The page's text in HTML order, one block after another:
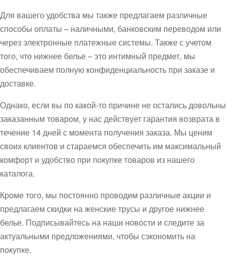
Для вашего удобства мы также предлагаем различные
способы оплаты – наличными, банковским переводом или
через электронные платежные системы. Также с учетом
того, что нижнее белье – это интимный предмет, мы
обеспечиваем полную конфиденциальность при заказе и
доставке.
Однако, если вы по какой-то причине не остались довольны
заказанным товаром, у нас действует гарантия возврата в
течение 14 дней с момента получения заказа. Мы ценим
своих клиентов и стараемся обеспечить им максимальный
комфорт и удобство при покупке товаров из нашего
каталога.
Кроме того, мы постоянно проводим различные акции и
предлагаем скидки на женские трусы и другое нижнее
белье. Подписывайтесь на наши новости и следите за
актуальными предложениями, чтобы сэкономить на
покупке.